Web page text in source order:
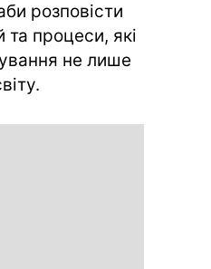
розповісти
та процеси, які
не лише